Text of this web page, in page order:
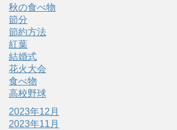
秋の食べ物
節分
節約方法
紅葉
結婚式
花火大会
食べ物
高校野球
2023年12月
2023年11月